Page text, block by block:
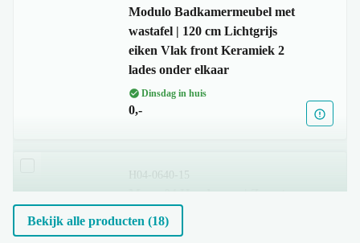
Modulo Badkamermeubel met
wastafel | 120 cm Lichtgrijs
eiken Vlak front Keramiek 2
lades onder elkaar
Dinsdag in huis
0,-
H04-0640-15
Mano 04 Handgreep | Zwart
Dinsdag in huis
Bekijk alle producten (18)